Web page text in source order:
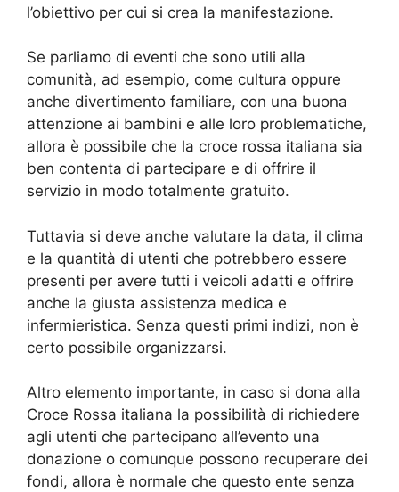
l’obiettivo per cui si crea la manifestazione.
Se parliamo di eventi che sono utili alla
comunità, ad esempio, come cultura oppure
anche divertimento familiare, con una buona
attenzione ai bambini e alle loro problematiche,
allora è possibile che la croce rossa italiana sia
ben contenta di partecipare e di offrire il
servizio in modo totalmente gratuito.
Tuttavia si deve anche valutare la data, il clima
e la quantità di utenti che potrebbero essere
presenti per avere tutti i veicoli adatti e offrire
anche la giusta assistenza medica e
infermieristica. Senza questi primi indizi, non è
certo possibile organizzarsi.
Altro elemento importante, in caso si dona alla
Croce Rossa italiana la possibilità di richiedere
agli utenti che partecipano all’evento una
donazione o comunque possono recuperare dei
fondi, allora è normale che questo ente senza